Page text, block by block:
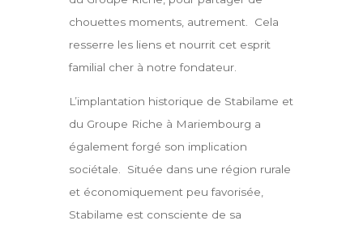
chouettes moments, autrement. Cela
resserre les liens et nourrit cet esprit
familial cher à notre fondateur.
L’implantation historique de Stabilame et
du Groupe Riche à Mariembourg a
également forgé son implication
sociétale. Située dans une région rurale
et économiquement peu favorisée,
Stabilame est consciente de sa